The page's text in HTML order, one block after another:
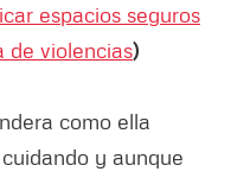
espacios seguros
de violencias)
como ella
y aunque